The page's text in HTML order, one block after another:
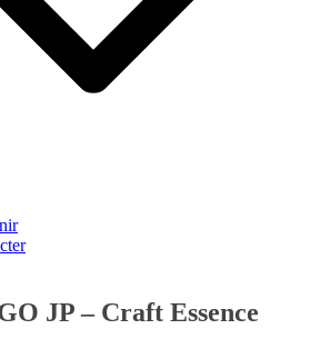
JP – Craft Essence